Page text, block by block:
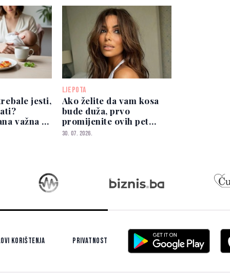
jesti,
važna je
LJEPOTA
Ako želite da vam kosa
bude duža, prvo
promijenite ovih pet
navika
30. 07. 2026.
korištenja Privatnost